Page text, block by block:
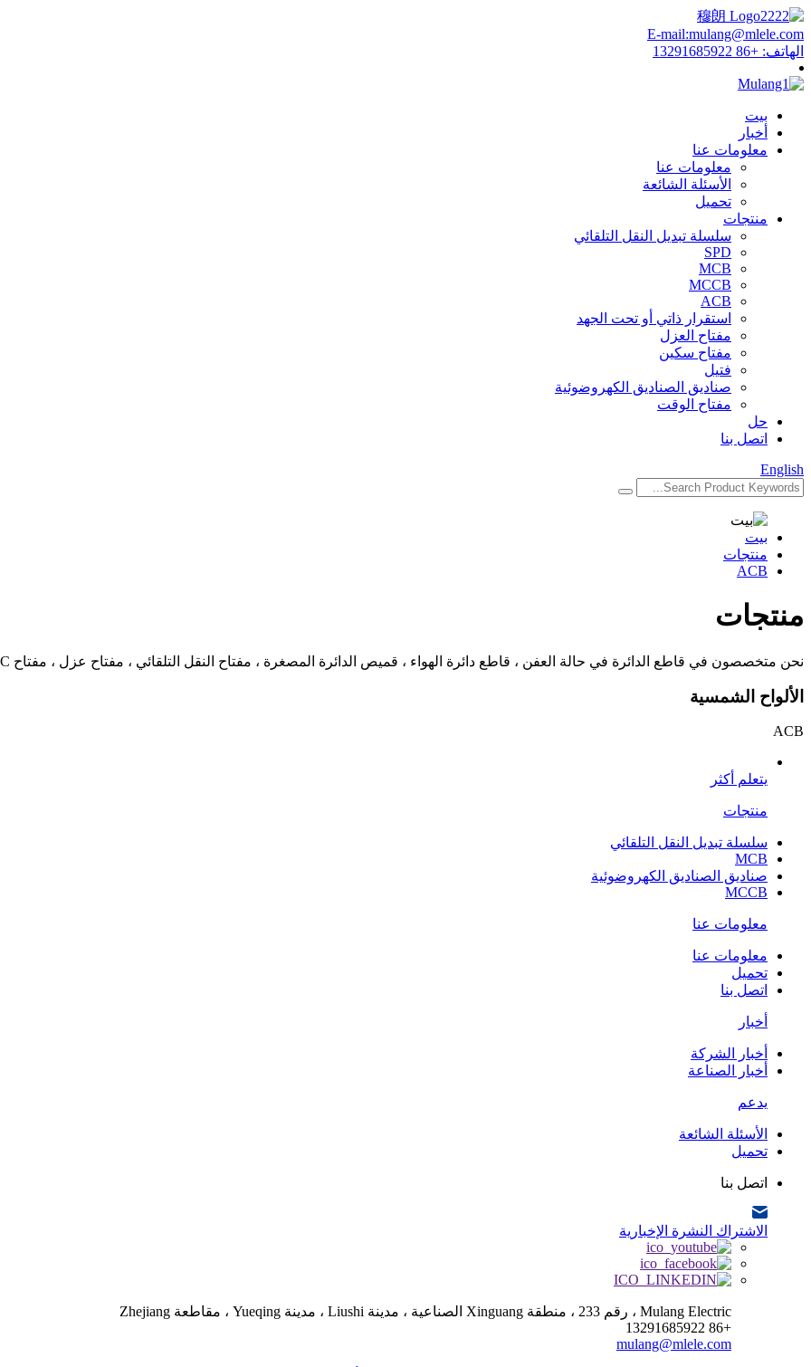
E-mail:mulang@mlele.com
الهاتف: +86 13291685922
بيت
أخبار
معلومات عنا
معلومات عنا
الأسئلة الشائعة
تحميل
منتجات
سلسلة تبديل النقل التلقائي
SPD
MCB
MCCB
ACB
استقرار ذاتي أو تحت الجهد
مفتاح العزل
مفتاح سكين
فتيل
صناديق الصناديق الكهروضوئية
مفتاح الوقت
حل
اتصل بنا
English
بيت
منتجات
ACB
منتجات
نحن متخصصون في قاطع الدائرة في حالة العفن ، قاطع دائرة الهواء ، قميص الدائرة المصغرة ، مفتاح النقل التلقائي ، مفتاح عزل ، مفتاح DC إلخ.
الألواح الشمسية
ACB
يتعلم أكثر
منتجات
سلسلة تبديل النقل التلقائي
MCB
صناديق الصناديق الكهروضوئية
MCCB
معلومات عنا
معلومات عنا
تحميل
اتصل بنا
أخبار
أخبار الشركة
أخبار الصناعة
يدعم
الأسئلة الشائعة
تحميل
اتصل بنا
الاشتراك النشرة الإخبارية
Mulang Electric ، رقم 233 ، منطقة Xinguang الصناعية ، مدينة Liushi ، مدينة Yueqing ، مقاطعة Zhejiang
+86 13291685922
mulang@mlele.com